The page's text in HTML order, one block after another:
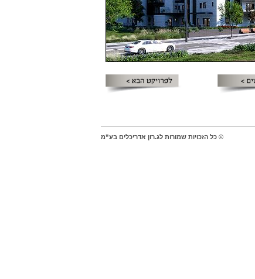
© כל הזכויות שמורות לג.רון אדריכלים בע”מ